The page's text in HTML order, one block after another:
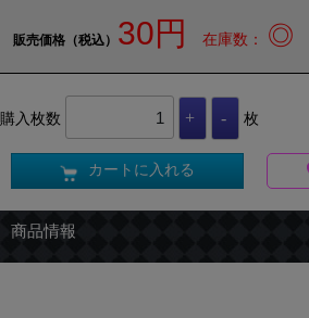
販売価格（税込） 30円 在庫数： ◎
購入枚数 枚
カートに入れる
商品情報